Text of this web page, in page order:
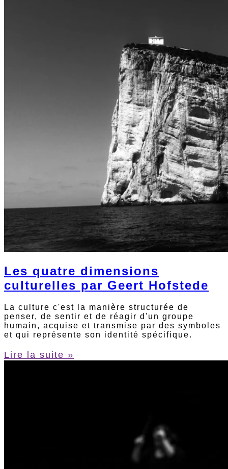
Les quatre dimensions
culturelles par Geert Hofstede
La culture c'est la manière structurée de
penser, de sentir et de réagir d'un groupe
humain, acquise et transmise par des symboles
et qui représente son identité spécifique.
Lire la suite »